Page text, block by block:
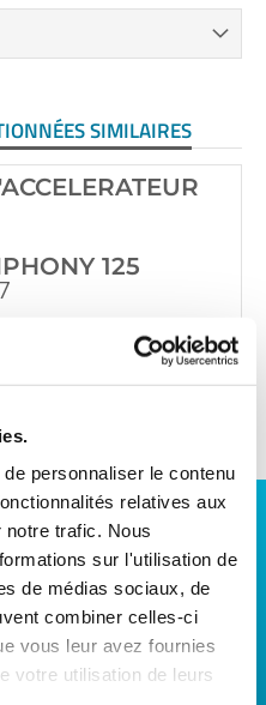
personnaliser le contenu
relatives aux
trafic. Nous
sur l'utilisation de
de médias sociaux, de
combiner celles-ci
vous leur avez fournies
votre utilisation de leurs
SIMILAIRES
125
VOTRE
de l’expertise
de Réparateurs-
pièces scooters